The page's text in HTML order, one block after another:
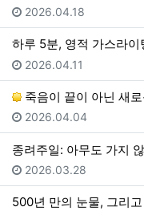
등록일
2026.04.18
하루 5분, 영적 가스라
등록일
2026.04.11
죽음이 끝이 아닌 새
등록일
2026.04.04
종려주일: 아무도 가지
등록일
2026.03.28
500년 만의 눈물, 그리